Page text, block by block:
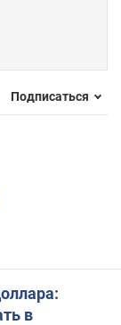
Подписаться
в